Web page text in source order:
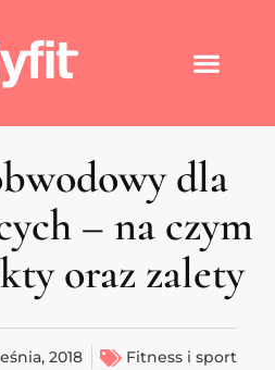
dla
– na czym
oraz zalety
2018 Fitness i sport